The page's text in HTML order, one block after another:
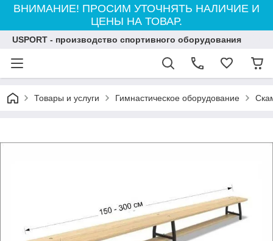
ВНИМАНИЕ! ПРОСИМ УТОЧНЯТЬ НАЛИЧИЕ И
ЦЕНЫ НА ТОВАР.
USPORT - производство спортивного оборудования
Товары и услуги Гимнастическое оборудование